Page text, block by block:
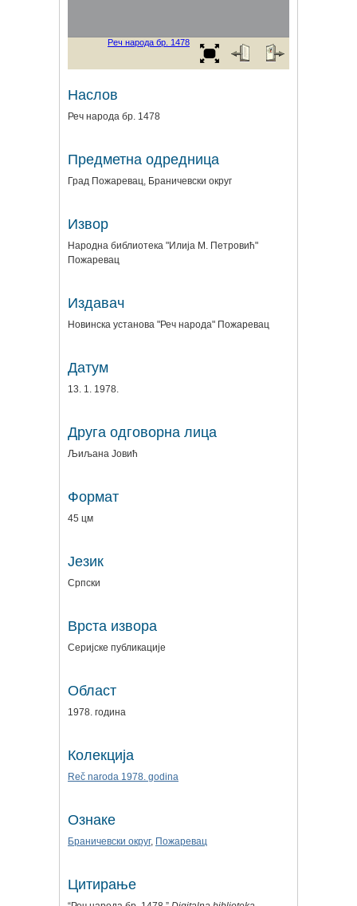
Наслов
Реч народа бр. 1478
Предметна одредница
Град Пожаревац, Браничевски округ
Извор
Народна библиотека "Илија М. Петровић"
Пожаревац
Издавач
Новинска установа "Реч народа" Пожаревац
Датум
13. 1. 1978.
Друга одговорна лица
Љиљана Јовић
Формат
45 цм
Језик
Српски
Врста извора
Серијске публикације
Област
1978. година
Колекција
Reč naroda 1978. godina
Ознаке
Браничевски округ, Пожаревац
Цитирање